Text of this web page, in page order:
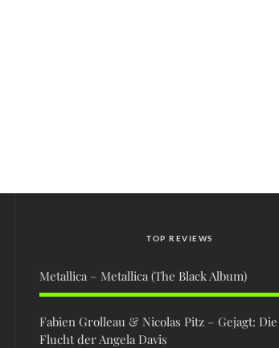
TOP REVIEWS
Metallica – Metallica (The Black Album)
Fabien Grolleau & Nicolas Pitz – Gejagt: Die
Flucht der Angela Davis